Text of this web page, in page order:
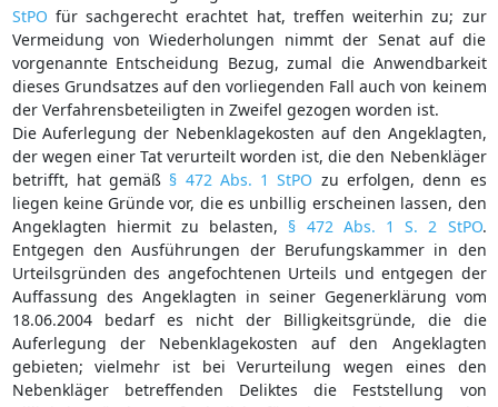
StPO für sachgerecht erachtet hat, treffen weiterhin zu; zur
Vermeidung von Wiederholungen nimmt der Senat auf die
vorgenannte Entscheidung Bezug, zumal die Anwendbarkeit
dieses Grundsatzes auf den vorliegenden Fall auch von keinem
der Verfahrensbeteiligten in Zweifel gezogen worden ist.
Die Auferlegung der Nebenklagekosten auf den Angeklagten,
der wegen einer Tat verurteilt worden ist, die den Nebenkläger
betrifft, hat gemäß § 472 Abs. 1 StPO zu erfolgen, denn es
liegen keine Gründe vor, die es unbillig erscheinen lassen, den
Angeklagten hiermit zu belasten, § 472 Abs. 1 S. 2 StPO.
Entgegen den Ausführungen der Berufungskammer in den
Urteilsgründen des angefochtenen Urteils und entgegen der
Auffassung des Angeklagten in seiner Gegenerklärung vom
18.06.2004 bedarf es nicht der Billigkeitsgründe, die die
Auferlegung der Nebenklagekosten auf den Angeklagten
gebieten; vielmehr ist bei Verurteilung wegen eines den
Nebenkläger betreffenden Deliktes die Feststellung von